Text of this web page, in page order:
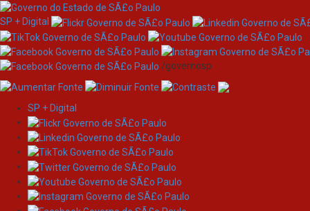
Skip
navigation
SP + Digital
/governosp
SP + Digital
Search